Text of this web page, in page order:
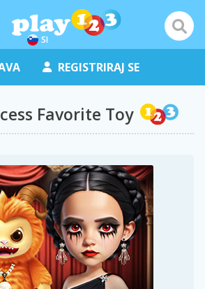
SI
REGISTRIRAJ SE
Favorite Toy